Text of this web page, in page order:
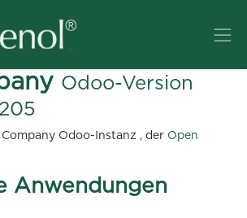
Odoo-Version
Odoo-Instanz , der Open
Anwendungen